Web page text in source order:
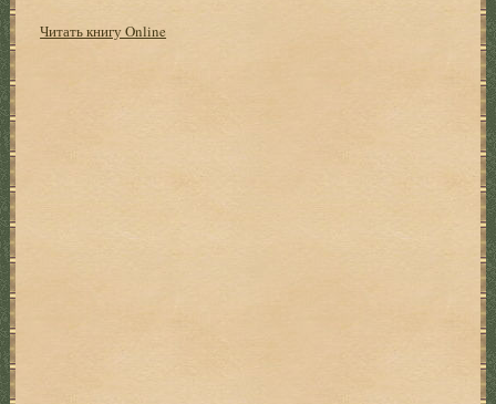
Читать книгу Online